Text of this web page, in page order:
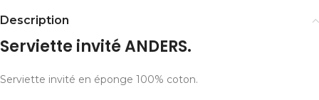
Description
Serviette invité ANDERS.
Serviette invité en éponge 100% coton.